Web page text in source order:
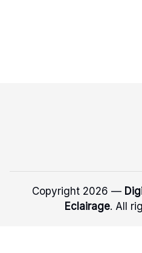
Copyright 2026 —
Eclairage. All